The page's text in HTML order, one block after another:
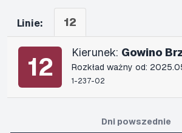
Linie: 12
12 Kierunek: Gowino
Rozkład ważny od:
1-237-02
Dni powszednie